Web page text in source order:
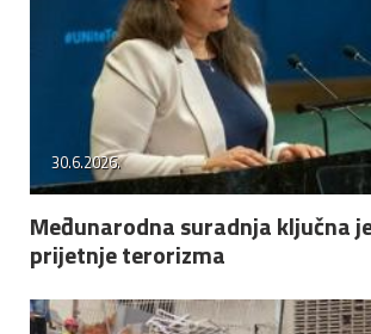
30.6.2026.
Međunarodna suradnja ključna
prijetnje terorizma